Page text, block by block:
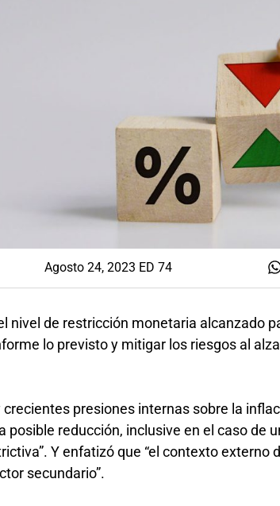
Agosto 24, 2023 ED 74
nivel de restricción monetaria alcanzado
lo previsto y mitigar los riesgos al
presiones internas sobre la
posible reducción, inclusive en el caso de
Y enfatizó que “el contexto externo
secundario”.